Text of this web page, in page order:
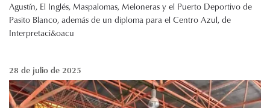
Agustín, El Inglés, Maspalomas, Meloneras y el Puerto Deportivo de
Pasito Blanco, además de un diploma para el Centro Azul, de
Interpretaci&oacu
28 de julio de 2025